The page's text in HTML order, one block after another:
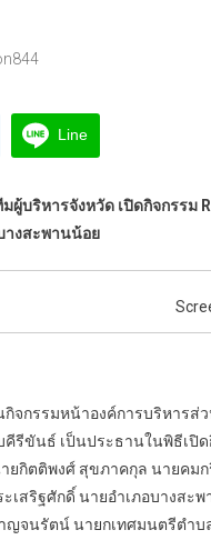
Line
บริหารจังหวัด เปิดกิจกรรม
างสะพานน้อย
นกิจกรรมหน้าองค์การบริหา
รีขันธ์ เป็นประธานในพิธีเปิด
ายกิตติพงศ์ สุขภาคกุล นายค
เสริฐศักดิ์ นายอำเภอบางส
ญจนรัตน์ นายกเทศมนตรีต